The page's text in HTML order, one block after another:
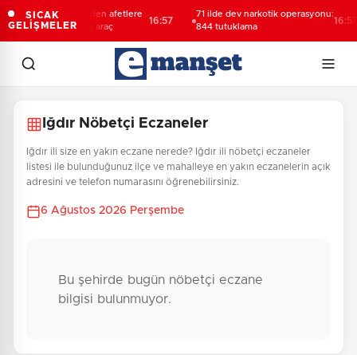
SICAK
GELİŞMELER
Bursa Büyükşehir'den afetlere
hazır iki yeni mobil araç
16:57
71 ilde dev narkotik operasyonu:
844 tutuklama
16:51
Iğdır Nöbetçi Eczaneler
Iğdır ili size en yakın eczane nerede? Iğdır ili nöbetçi eczaneler
listesi ile bulunduğunuz ilçe ve mahalleye en yakın eczanelerin açık
adresini ve telefon numarasını öğrenebilirsiniz.
6 Ağustos 2026 Perşembe
Bu şehirde bugün nöbetçi eczane
bilgisi bulunmuyor.